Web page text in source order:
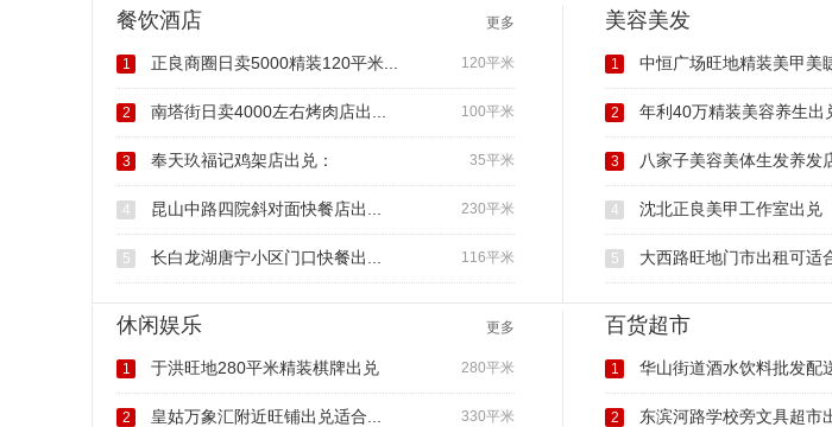
餐饮酒店 更多
120平米
1 正良商圈日卖5000精装120平米...
100平米
2 南塔街日卖4000左右烤肉店出...
35平米
3 奉天玖福记鸡架店出兑：
230平米
4 昆山中路四院斜对面快餐店出...
116平米
5 长白龙湖唐宁小区门口快餐出...
美容美发
1 中恒广场旺地精装美甲美
2 年利40万精装美容养生出
3 八家子美容美体生发养发
4 沈北正良美甲工作室出兑
5 大西路旺地门市出租可适
休闲娱乐 更多
280平米
1 于洪旺地280平米精装棋牌出兑
330平米
2 皇姑万象汇附近旺铺出兑适合...
百货超市
1 华山街道酒水饮料批发配
2 东滨河路学校旁文具超市